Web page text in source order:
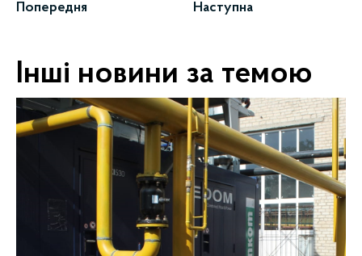
Попередня Наступна
Інші новини за темою